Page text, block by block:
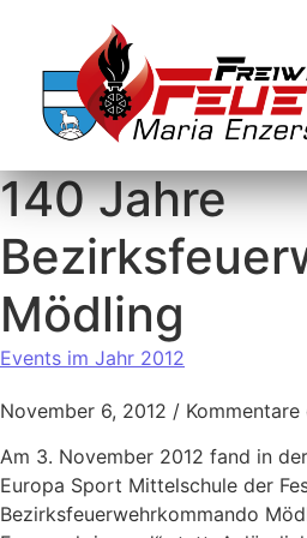
140 Jahre
Mödling
Events im Jahr 2012
November 6, 2012 /
Am 3. November 2012 fand in
Europa Sport Mittelschule der
Bezirksfeuerwehrkommando